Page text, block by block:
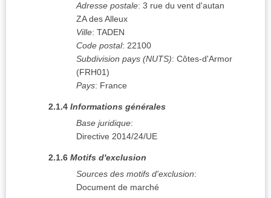
Adresse postale: 3 rue du vent d'autan
ZA des Alleux
Ville: TADEN
Code postal: 22100
Subdivision pays (NUTS): Côtes-d'Armor
(FRH01)
Pays: France
2.1.4 Informations générales
Base juridique:
Directive 2014/24/UE
2.1.6 Motifs d'exclusion
Sources des motifs d'exclusion:
Document de marché